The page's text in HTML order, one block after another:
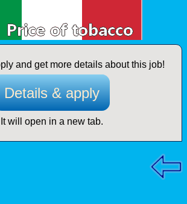
and get more details about this job!
Details & apply
It will open in a new tab.